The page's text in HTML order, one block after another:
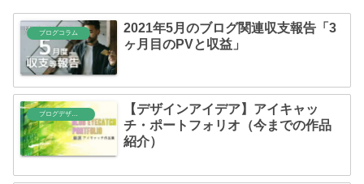
ブログコラム
2021年5月のブログ関連収支報告「3
ヶ月目のPVと収益」
【デザインアイデア】アイキャッ
チ・ポートフォリオ（今までの作品
紹介）